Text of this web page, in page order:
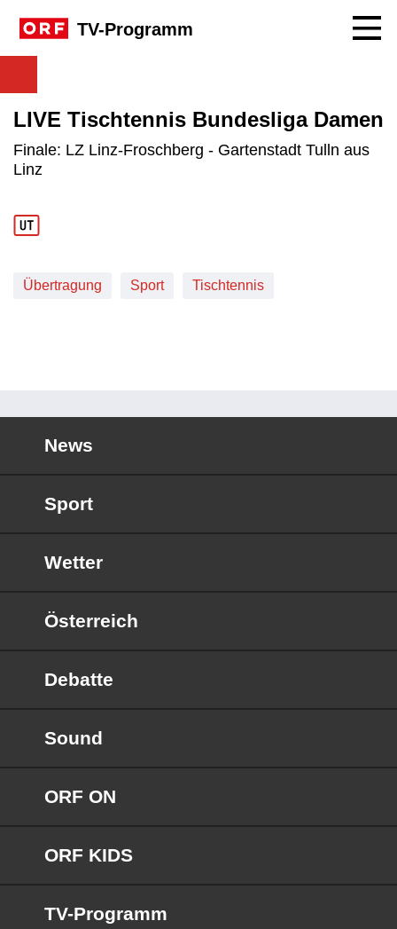
TV-Programm
LIVE Tischtennis Bundesliga Damen
Finale: LZ Linz-Froschberg - Gartenstadt Tulln aus
Linz
Übertragung Sport Tischtennis
News
Sport
Wetter
Österreich
Debatte
Sound
ORF ON
ORF KIDS
TV-Programm